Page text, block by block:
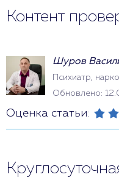
Контент
Шуров
Психиатр,
Обновлено:
Оценка статьи: